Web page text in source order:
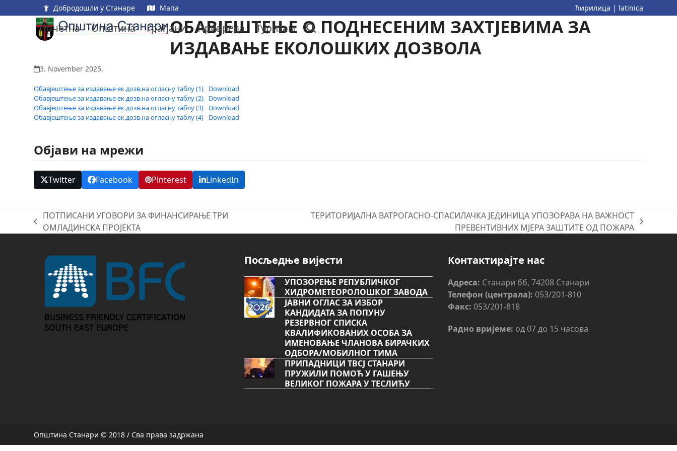
to
Добродошли у Станаре Мапа ћирилица | latinica
Почетна Општина Грађани Привреда Туризам
ОБАВЈЕШТЕЊЕ О ПОДНЕСЕНИМ ЗАХТЈЕВИМА ЗА
ИЗДАВАЊЕ ЕКОЛОШКИХ ДОЗВОЛА
3. November 2025.
Обавјештење за издавање ек.дозв.на огласну таблу (1)
Download
Обавјештење за издавање ек.дозв.на огласну таблу (2)
Download
Обавјештење за издавање ек.дозв.на огласну таблу (3)
Download
Обавјештење за издавање ек.дозв.на огласну таблу (4)
Download
Објави на мрежи
Twitter Facebook Pinterest LinkedIn
previous
ПОТПИСАНИ УГОВОРИ ЗА ФИНАНСИРАЊЕ ТРИ
ОМЛАДИНСКА ПРОЈЕКТА
ТЕРИТОРИЈАЛНА ВАТРОГАСНО-СПАСИЛАЧКА ЈЕДИНИЦА УПОЗОРАВА НА ВАЖНОСТ
ПРЕВЕНТИВНИХ МЈЕРА ЗАШТИТЕ ОД ПОЖАРА
Посљедње вијести
УПОЗОРЕЊЕ РЕПУБЛИЧКОГ
ХИДРОМЕТЕОРОЛОШКОГ ЗАВОДА
ЈАВНИ ОГЛАС ЗА ИЗБОР
КАНДИДАТА ЗА ПОПУНУ
РЕЗЕРВНОГ СПИСКА
КВАЛИФИКОВАНИХ ОСОБА ЗА
ИМЕНОВАЊЕ ЧЛАНОВА БИРАЧКИХ
ОДБОРА/МОБИЛНОГ ТИМА
ПРИПАДНИЦИ ТВСЈ СТАНАРИ
ПРУЖИЛИ ПОМОЋ У ГАШЕЊУ
ВЕЛИКОГ ПОЖАРА У ТЕСЛИЋУ
Контактирајте нас
Адреса: Станари бб, 74208 Станари
Телефон (централа): 053/201-810
Факс: 053/201-818
Радно вријеме: од 07 до 15 часова
Општина Станари © 2018 / Сва права задржана